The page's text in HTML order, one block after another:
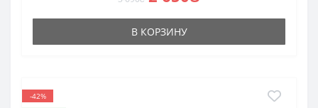
В КОРЗИНУ
-42%